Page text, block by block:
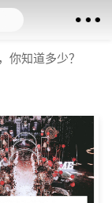
你知道多少？